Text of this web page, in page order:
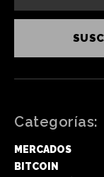
Categorías:
MERCADOS
BITCOIN